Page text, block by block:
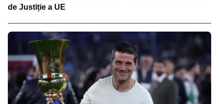
de Justiție a UE